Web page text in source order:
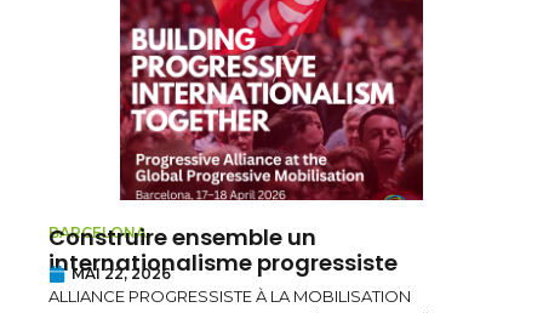
BARCELONA
Construire ensemble un
internationalisme progressiste
MAI 22, 2026
ALLIANCE PROGRESSISTE À LA MOBILISATION